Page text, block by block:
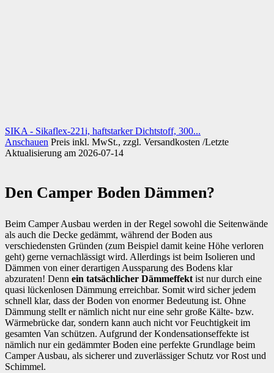
SIKA - Sikaflex-221i, haftstarker Dichtstoff, 300...
Anschauen Preis inkl. MwSt., zzgl. Versandkosten /Letzte
Aktualisierung am 2026-07-14
Den Camper Boden Dämmen?
Beim Camper Ausbau werden in der Regel sowohl die Seitenwände
als auch die Decke gedämmt, während der Boden aus
verschiedensten Gründen (zum Beispiel damit keine Höhe verloren
geht) gerne vernachlässigt wird. Allerdings ist beim Isolieren und
Dämmen von einer derartigen Aussparung des Bodens klar
abzuraten! Denn ein tatsächlicher Dämmeffekt ist nur durch eine
quasi lückenlosen Dämmung erreichbar. Somit wird sicher jedem
schnell klar, dass der Boden von enormer Bedeutung ist. Ohne
Dämmung stellt er nämlich nicht nur eine sehr große Kälte- bzw.
Wärmebrücke dar, sondern kann auch nicht vor Feuchtigkeit im
gesamten Van schützen. Aufgrund der Kondensationseffekte ist
nämlich nur ein gedämmter Boden eine perfekte Grundlage beim
Camper Ausbau, als sicherer und zuverlässiger Schutz vor Rost und
Schimmel.